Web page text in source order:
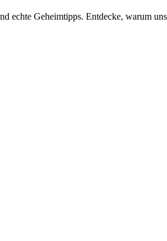
echte Geheimtipps. Entdecke, warum